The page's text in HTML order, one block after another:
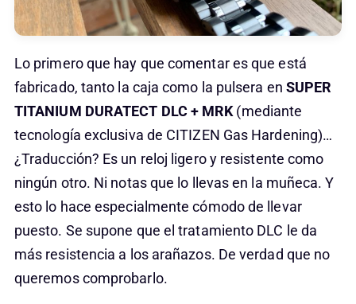
Lo primero que hay que comentar es que está
fabricado, tanto la caja como la pulsera en SUPER
TITANIUM DURATECT DLC + MRK(mediante
tecnología exclusiva de CITIZEN Gas Hardening)…
¿Traducción? Es un reloj ligero y resistente como
ningún otro. Ni notas que lo llevas en la muñeca. Y
esto lo hace especialmente cómodo de llevar
puesto. Se supone que el tratamiento DLC le da
más resistencia a los arañazos. De verdad que no
queremos comprobarlo.